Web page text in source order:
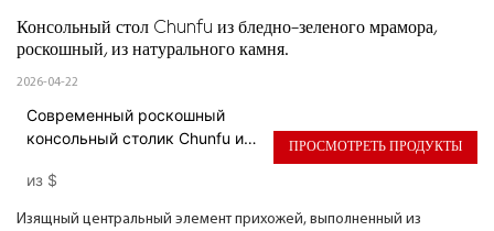
Консольный стол Chunfu из бледно-зеленого мрамора,
роскошный, из натурального камня.
2026-04-22
Современный роскошный
консольный столик Chunfu из
прихожей
из $
ПРОСМОТРЕТЬ ПРОДУКТЫ
Изящный центральный элемент прихожей, выполненный из